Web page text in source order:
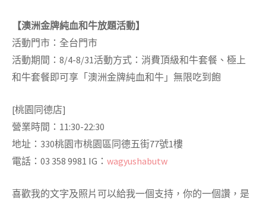
【澳洲金牌純血和牛放題活動】
活動門市：全台門市
活動期間：8/4-8/31活動方式：消費頂級和牛套餐、極上
和牛套餐即可享「澳洲金牌純血和牛」無限吃到飽
[桃園同德店]
營業時間：11:30-22:30
地址：330桃園市桃園區同德五街77號1樓
電話：03 358 9981 IG： wagyushabutw
喜歡我的文字及照片可以給我一個支持，你的一個讚，是